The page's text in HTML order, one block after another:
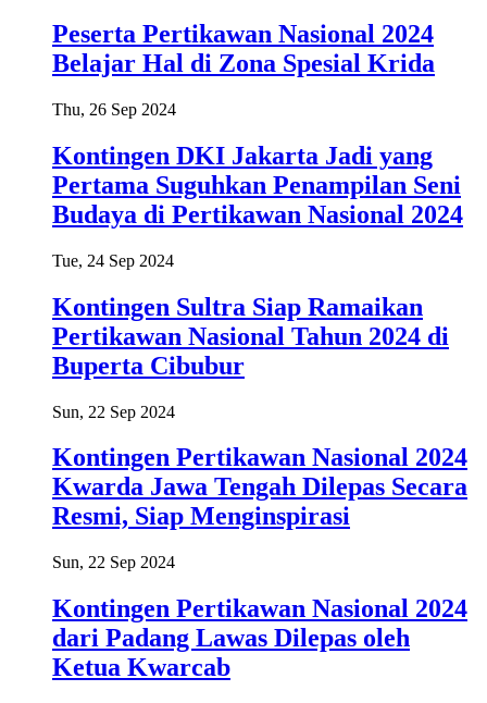
Peserta Pertikawan Nasional 2024
Belajar Hal di Zona Spesial Krida
Thu, 26 Sep 2024
Kontingen DKI Jakarta Jadi yang
Pertama Suguhkan Penampilan Seni
Budaya di Pertikawan Nasional 2024
Tue, 24 Sep 2024
Kontingen Sultra Siap Ramaikan
Pertikawan Nasional Tahun 2024 di
Buperta Cibubur
Sun, 22 Sep 2024
Kontingen Pertikawan Nasional 2024
Kwarda Jawa Tengah Dilepas Secara
Resmi, Siap Menginspirasi
Sun, 22 Sep 2024
Kontingen Pertikawan Nasional 2024
dari Padang Lawas Dilepas oleh
Ketua Kwarcab